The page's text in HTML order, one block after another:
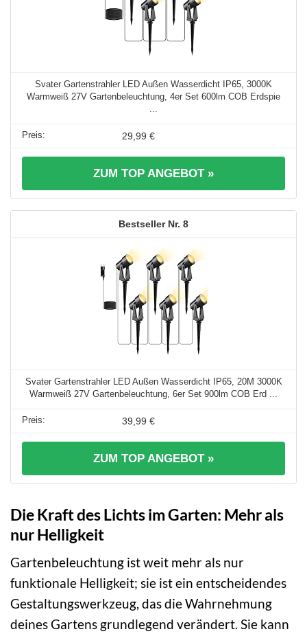
Svater Gartenstrahler LED Außen Wasserdicht IP65, 3000K
Warmweiß 27V Gartenbeleuchtung, 4er Set 600lm COB Erdspie
29,99 €
ZUM TOP ANGEBOT »
8
Svater Gartenstrahler LED Außen Wasserdicht IP65, 20M 3000K
Warmweiß 27V Gartenbeleuchtung, 6er Set 900lm COB Erd ...
39,99 €
ZUM TOP ANGEBOT »
Die Kraft des Lichts im Garten: Mehr als
nur Helligkeit
Gartenbeleuchtung ist weit mehr als nur
funktionale Helligkeit; sie ist ein entscheidendes
Gestaltungswerkzeug, das die Wahrnehmung
deines Gartens grundlegend verändert. Sie kann